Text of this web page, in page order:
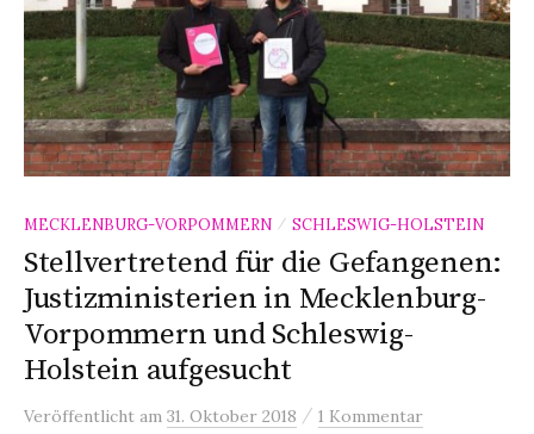
MECKLENBURG-VORPOMMERN / SCHLESWIG-HOLSTEIN
Stellvertretend für die Gefangenen:
Justizministerien in Mecklenburg-
Vorpommern und Schleswig-
Holstein aufgesucht
Veröffentlicht am 31. Oktober 2018 / 1 Kommentar